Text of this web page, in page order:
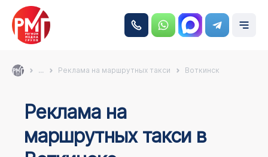
... Реклама на маршрутных такси Воткинск
Реклама на
маршрутных такси в